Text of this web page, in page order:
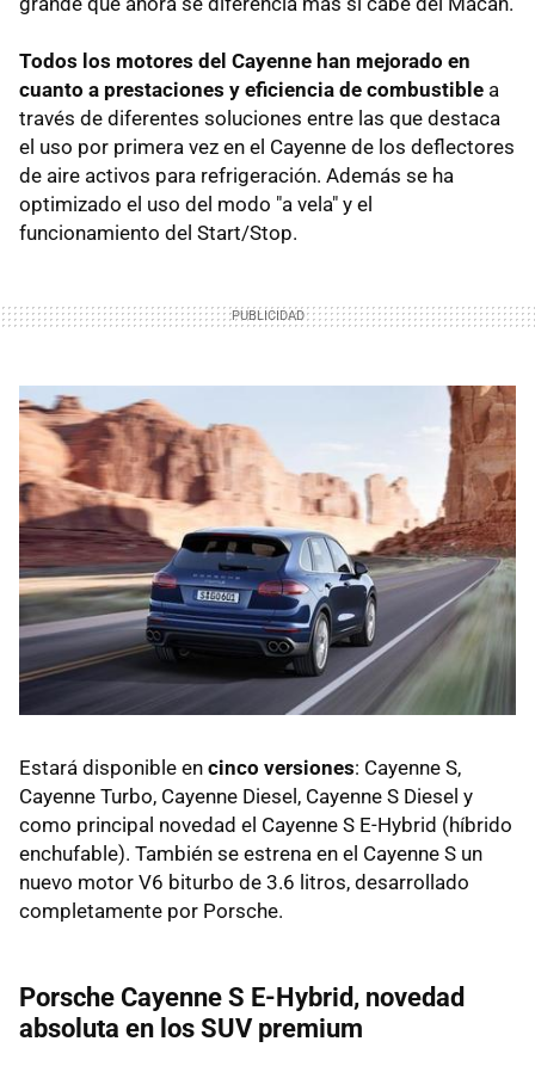
Todos los motores del Cayenne han mejorado en
cuanto a prestaciones y eficiencia de combustible a
través de diferentes soluciones entre las que destaca
el uso por primera vez en el Cayenne de los deflectores
de aire activos para refrigeración. Además se ha
optimizado el uso del modo "a vela" y el
funcionamiento del Start/Stop.
Estará disponible en cinco versiones: Cayenne S,
Cayenne Turbo, Cayenne Diesel, Cayenne S Diesel y
como principal novedad el Cayenne S E-Hybrid (híbrido
enchufable). También se estrena en el Cayenne S un
nuevo motor V6 biturbo de 3.6 litros, desarrollado
completamente por Porsche.
Porsche Cayenne S E-Hybrid, novedad
absoluta en los SUV premium